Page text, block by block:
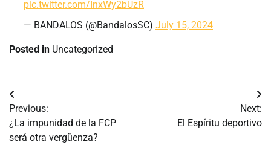
pic.twitter.com/InxWy2bUzR
— BANDALOS (@BandalosSC) July 15, 2024
Posted in Uncategorized
Navegación
de
entradas
Previous:
¿La impunidad de la FCP
será otra vergüenza?
Next:
El Espíritu deportivo